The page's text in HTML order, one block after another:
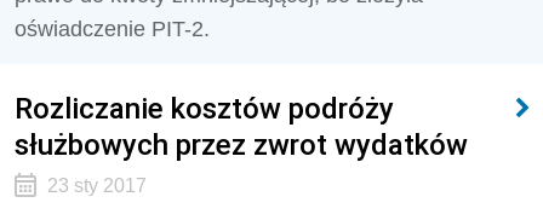
oświadczenie PIT-2.
Rozliczanie kosztów podróży
służbowych przez zwrot wydatków
23 sty 2017